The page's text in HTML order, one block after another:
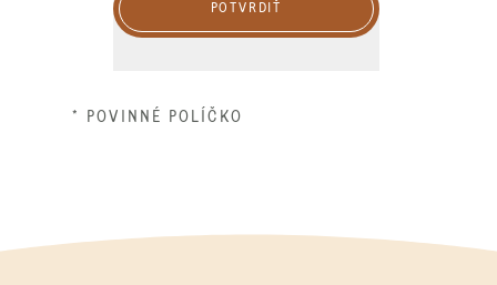
POTVRDIŤ
* POVINNÉ POLÍČKO